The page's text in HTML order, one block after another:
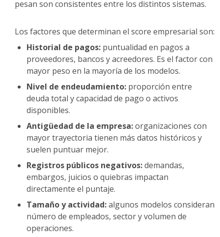
pesan son consistentes entre los distintos sistemas.
Los factores que determinan el score empresarial son:
Historial de pagos: puntualidad en pagos a
proveedores, bancos y acreedores. Es el factor con
mayor peso en la mayoría de los modelos.
Nivel de endeudamiento: proporción entre
deuda total y capacidad de pago o activos
disponibles.
Antigüedad de la empresa:organizaciones con
mayor trayectoria tienen más datos históricos y
suelen puntuar mejor.
Registros públicos negativos:demandas,
embargos, juicios o quiebras impactan
directamente el puntaje.
Tamaño y actividad:algunos modelos consideran
número de empleados, sector y volumen de
operaciones.